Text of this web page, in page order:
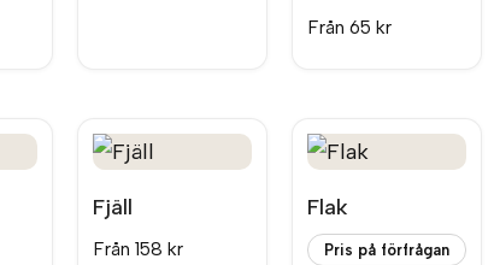
Från 65 kr
Fjäll
Från 158 kr
Flak
Pris på förfrågan